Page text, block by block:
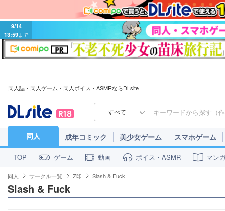
9/14
13:59まで
同人誌・同人ゲーム・同人ボイス・ASMRならDLsite
すべて
同人 成年コミック 美少女ゲーム スマホゲーム
TOP ゲーム 動画 ボイス・ASMR マン
同人 サークル一覧 Z印 Slash & Fuck
Slash & Fuck